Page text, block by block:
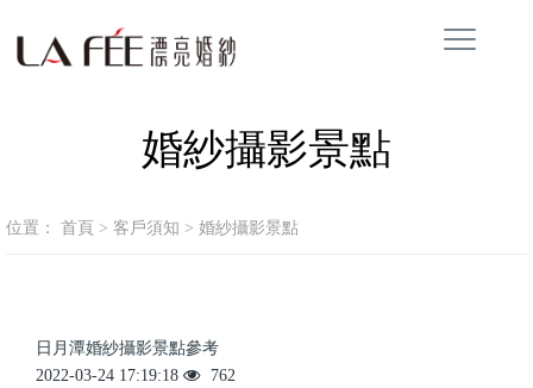
婚紗攝影景點
位置： 首頁 > 客戶須知 > 婚紗攝影景點
日月潭婚紗攝影景點參考
2022-03-24 17:19:18 762